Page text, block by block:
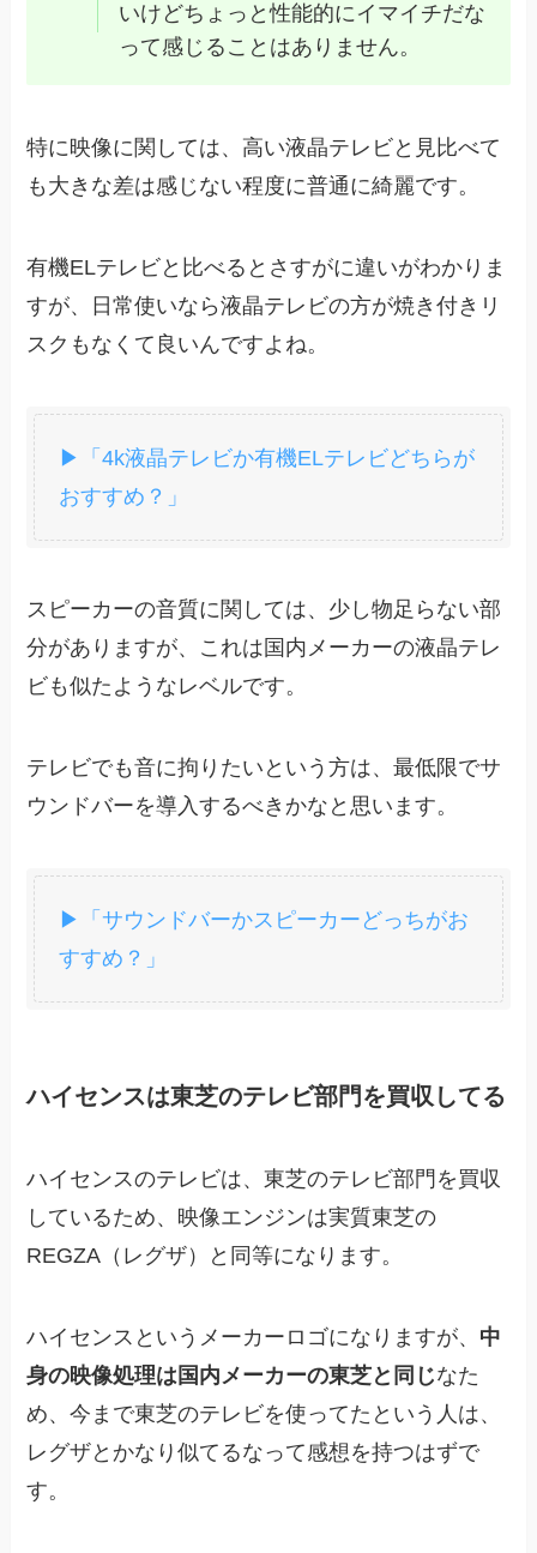
いけどちょっと性能的にイマイチだな
って感じることはありません。
特に映像に関しては、高い液晶テレビと見比べて
も大きな差は感じない程度に普通に綺麗です。
有機ELテレビと比べるとさすがに違いがわかりま
すが、日常使いなら液晶テレビの方が焼き付きリ
スクもなくて良いんですよね。
▶「4k液晶テレビか有機ELテレビどちらが
おすすめ？」
スピーカーの音質に関しては、少し物足らない部
分がありますが、これは国内メーカーの液晶テレ
ビも似たようなレベルです。
テレビでも音に拘りたいという方は、最低限でサ
ウンドバーを導入するべきかなと思います。
▶「サウンドバーかスピーカーどっちがお
すすめ？」
ハイセンスは東芝のテレビ部門を買収してる
ハイセンスのテレビは、東芝のテレビ部門を買収
しているため、映像エンジンは実質東芝の
REGZA（レグザ）と同等になります。
ハイセンスというメーカーロゴになりますが、 中
身の映像処理は国内メーカーの東芝と同じなた
め、今まで東芝のテレビを使ってたという人は、
レグザとかなり似てるなって感想を持つはずで
す。